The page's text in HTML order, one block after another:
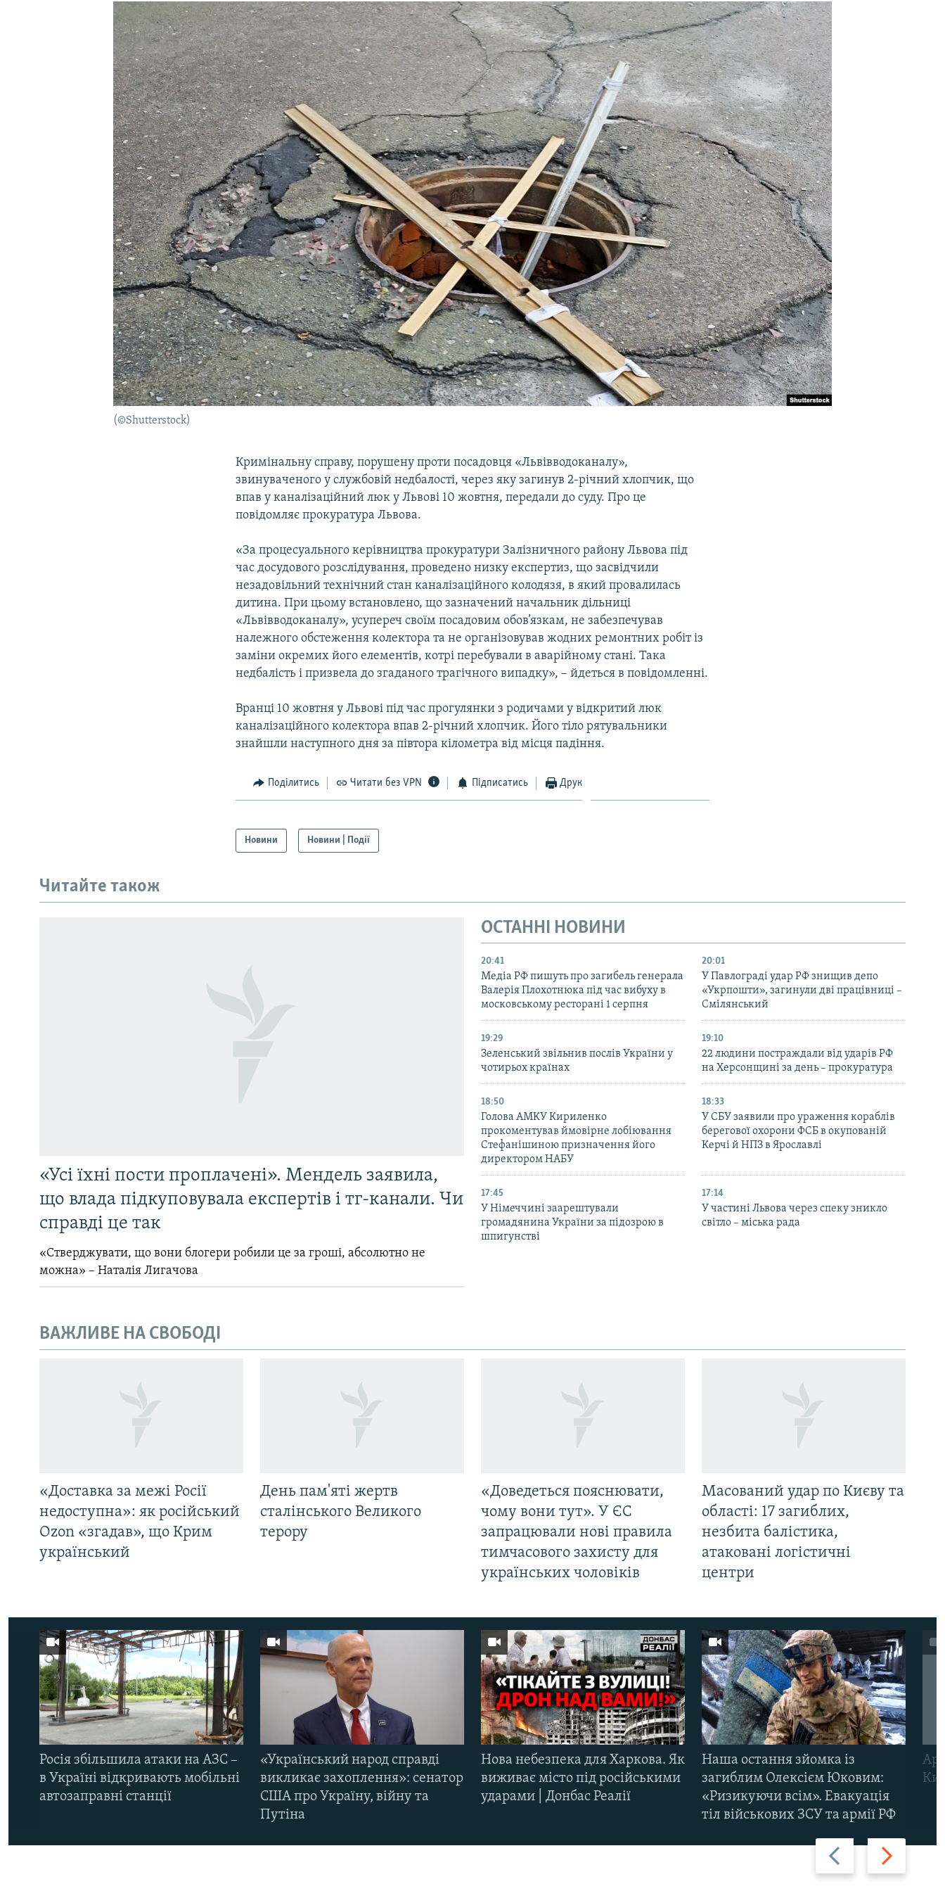
(©Shutterstock)
Кримінальну справу, порушену проти посадовця «Львівводоканалу»,
звинуваченого у службовій недбалості, через яку загинув 2-річний хлопчик, що
впав у каналізаційний люк у Львові 10 жовтня, передали до суду. Про це
повідомляє прокуратура Львова.
«За процесуального керівництва прокуратури Залізничного району Львова під
час досудового розслідування, проведено низку експертиз, що засвідчили
незадовільний технічний стан каналізаційного колодязя, в який провалилась
дитина. При цьому встановлено, що зазначений начальник дільниці
«Львівводоканалу», усупереч своїм посадовим обов’язкам, не забезпечував
належного обстеження колектора та не організовував жодних ремонтних робіт із
заміни окремих його елементів, котрі перебували в аварійному стані. Така
недбалість і призвела до згаданого трагічного випадку», – йдеться в повідомленні.
Вранці 10 жовтня у Львові під час прогулянки з родичами у відкритий люк
каналізаційного колектора впав 2-річний хлопчик. Його тіло рятувальники
знайшли наступного дня за півтора кілометра від місця падіння.
Поділитись Читати без VPN Підписатись Друк
Новини Новини | Події
Читайте також
«Усі їхні пости проплачені». Мендель заявила,
що влада підкуповувала експертів і тг-канали. Чи
справді це так
«Стверджувати, що вони блогери робили це за гроші, абсолютно не
можна» – Наталія Лигачова
ОСТАННІ НОВИНИ
20:41
Медіа РФ пишуть про загибель генерала
Валерія Плохотнюка під час вибуху в
московському ресторані 1 серпня
20:01
У Павлограді удар РФ знищив депо
«Укрпошти», загинули дві працівниці –
Смілянський
19:29
Зеленський звільнив послів України у
чотирьох країнах
19:10
22 людини постраждали від ударів РФ
на Херсонщині за день – прокуратура
18:50
Голова АМКУ Кириленко
прокоментував ймовірне лобіювання
Стефанішиною призначення його
директором НАБУ
18:33
У СБУ заявили про ураження кораблів
берегової охорони ФСБ в окупованій
Керчі й НПЗ в Ярославлі
17:45
У Німеччині заарештували
громадянина України за підозрою в
шпигунстві
17:14
У частині Львова через спеку зникло
світло – міська рада
ВАЖЛИВЕ НА СВОБОДІ
«Доставка за межі Росії
недоступна»: як російський
Ozon «згадав», що Крим
український
День пам'яті жертв
сталінського Великого
терору
«Доведеться пояснювати,
чому вони тут». У ЄС
запрацювали нові правила
тимчасового захисту для
українських чоловіків
Масований удар по Києву та
області: 17 загиблих,
незбита балістика,
атаковані логістичні
центри
Назад Вперед
Росія збільшила атаки на АЗС –
в Україні відкривають мобільні
автозаправні станції
«Український народ справді
викликає захоплення»: сенатор
США про Україну, війну та
Путіна
Нова небезпека для Харкова. Як
виживає місто під російськими
ударами | Донбас Реалії
Наша остання зйомка із
загиблим Олексієм Юковим:
«Ризикуючи всім». Евакуація
тіл військових ЗСУ та армії РФ